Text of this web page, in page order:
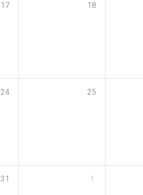
17 18
24 25
31 1